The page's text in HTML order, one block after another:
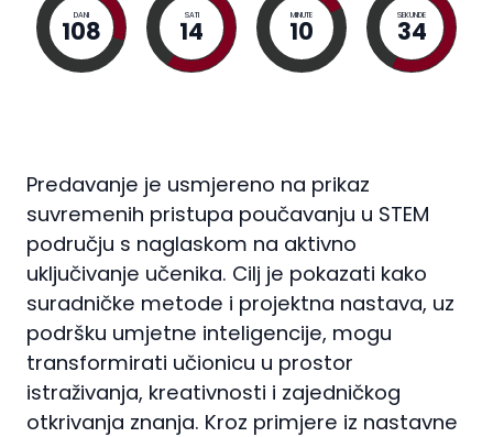
DANI
108
SATI
14
MINUTE
10
SEKUNDE
33
Predavanje je usmjereno na prikaz
suvremenih pristupa poučavanju u STEM
području s naglaskom na aktivno
uključivanje učenika. Cilj je pokazati kako
suradničke metode i projektna nastava, uz
podršku umjetne inteligencije, mogu
transformirati učionicu u prostor
istraživanja, kreativnosti i zajedničkog
otkrivanja znanja. Kroz primjere iz nastavne